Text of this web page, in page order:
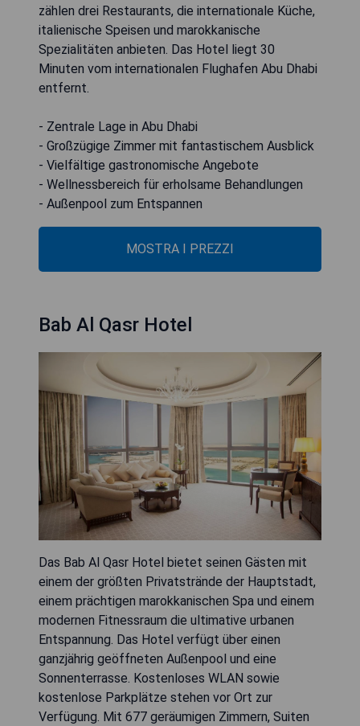
zählen drei Restaurants, die internationale Küche,
italienische Speisen und marokkanische
Spezialitäten anbieten. Das Hotel liegt 30
Minuten vom internationalen Flughafen Abu Dhabi
entfernt.
- Zentrale Lage in Abu Dhabi
- Großzügige Zimmer mit fantastischem Ausblick
- Vielfältige gastronomische Angebote
- Wellnessbereich für erholsame Behandlungen
- Außenpool zum Entspannen
MOSTRA I PREZZI
Bab Al Qasr Hotel
Das Bab Al Qasr Hotel bietet seinen Gästen mit
einem der größten Privatstrände der Hauptstadt,
einem prächtigen marokkanischen Spa und einem
modernen Fitnessraum die ultimative urbanen
Entspannung. Das Hotel verfügt über einen
ganzjährig geöffneten Außenpool und eine
Sonnenterrasse. Kostenloses WLAN sowie
kostenlose Parkplätze stehen vor Ort zur
Verfügung. Mit 677 geräumigen Zimmern, Suiten